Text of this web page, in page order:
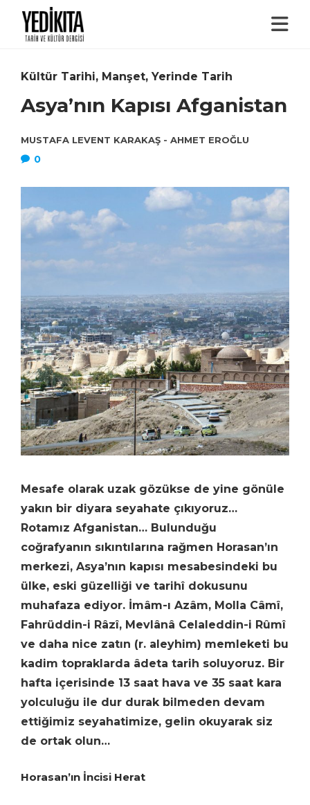
Kültür Tarihi, Manşet, Yerinde Tarih
Asya’nın Kapısı Afganistan
MUSTAFA LEVENT KARAKAŞ - AHMET EROĞLU
0
Mesafe olarak uzak gözükse de yine gönüle
yakın bir diyara seyahate çıkıyoruz…
Rotamız Afganistan… Bulunduğu
coğrafyanın sıkıntılarına rağmen Horasan’ın
merkezi, Asya’nın kapısı mesabesindeki bu
ülke, eski güzelliği ve tarihî dokusunu
muhafaza ediyor. İmâm-ı Azâm, Molla Câmî,
Fahrüddin-i Râzî, Mevlânâ Celaleddin-i Rûmî
ve daha nice zatın (r. aleyhim) memleketi bu
kadim topraklarda âdeta tarih soluyoruz. Bir
hafta içerisinde 13 saat hava ve 35 saat kara
yolculuğu ile dur durak bilmeden devam
ettiğimiz seyahatimize, gelin okuyarak siz
de ortak olun…
Horasan’ın İncisi Herat